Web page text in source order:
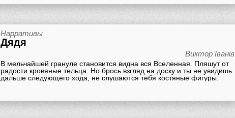
Нарративы
Дядя
Виктор Iванiв
В мельчайшей грануле становится видна вся Вселенная. Пляшут от
радости кровяные тельца. Но брось взгляд на доску и ты не увидишь
дальше следующего хода, не слушаются тебя костяные фигуры.